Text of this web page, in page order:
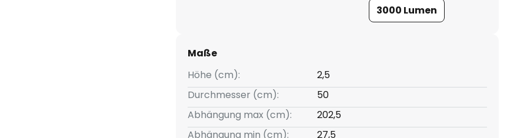
Wohn- und
3000 Lumen
Maße
Höhe (cm):
2,5
Durchmesser (cm):
50
Abhängung max (cm):
202,5
Abhängung min (cm):
27,5